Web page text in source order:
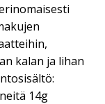
kalan ja lihan
14g